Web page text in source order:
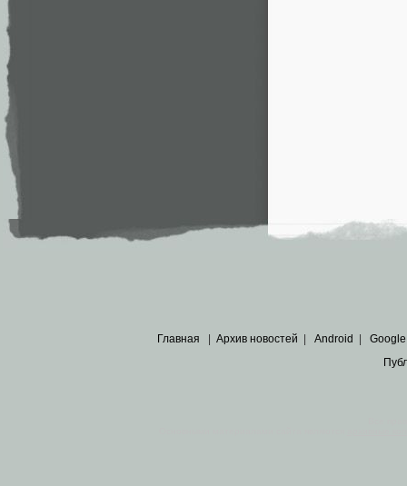
Главная Архив новостей Android Google